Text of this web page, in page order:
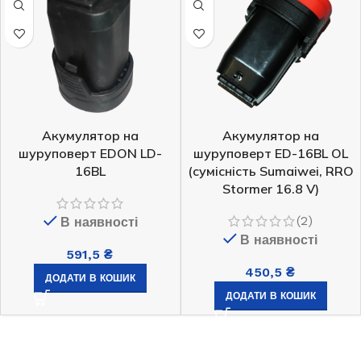
Акумулятор на
шуруповерт EDON LD-
16BL
В наявності
591,5₴
ДОДАТИ В КОШИК
Акумулятор на
шуруповерт ED-16BL OL
(сумісність Sumaiwei, RRO
Stormer 16.8 V)
(2)
В наявності
450,5 ₴
ДОДАТИ В КОШИК